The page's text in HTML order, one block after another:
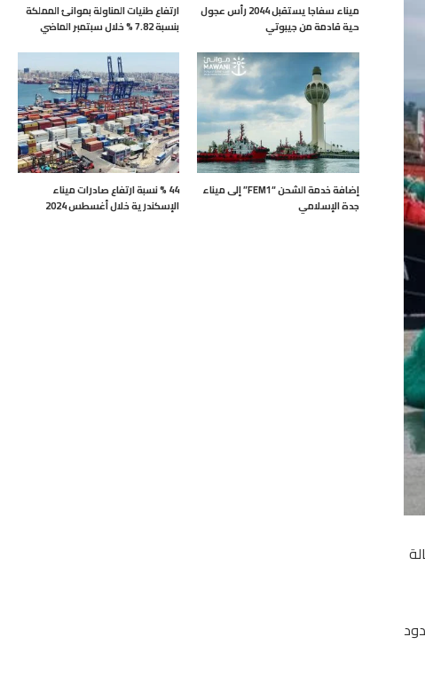
ميناء سفاجا يستقبل 2044 رأس عجول
حية قادمة من جيبوتي
ارتفاع طنيات المناولة بموانئ المملكة
بنسبة 7.82 % خلال سبتمبر الماضي
إضافة خدمة الشحن “FEM1” إلى ميناء
جدة الإسلامي
44 % نسبة ارتفاع صادرات ميناء
الإسكندرية خلال أغسطس 2024